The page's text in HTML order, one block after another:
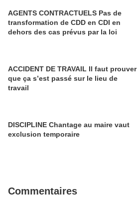
AGENTS CONTRACTUELS Pas de
transformation de CDD en CDI en
dehors des cas prévus par la loi
ACCIDENT DE TRAVAIL Il faut prouver
que ça s’est passé sur le lieu de
travail
DISCIPLINE Chantage au maire vaut
exclusion temporaire
Commentaires